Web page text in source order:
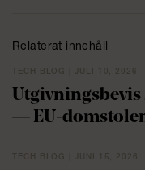
Relaterat innehåll
Utgivningsbevis
— EU-